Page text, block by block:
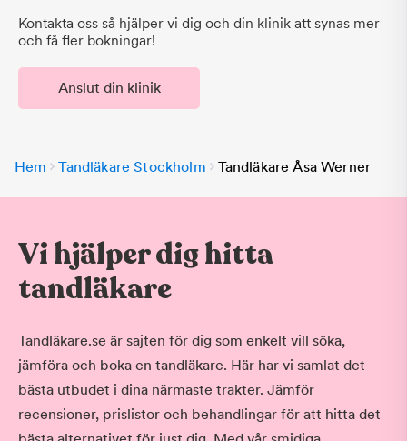
Kontakta oss så hjälper vi dig och din klinik att synas mer
och få fler bokningar!
Anslut din klinik
Hem Tandläkare Stockholm Tandläkare Åsa Werner
Vi hjälper dig hitta
tandläkare
Tandläkare.se är sajten för dig som enkelt vill söka,
jämföra och boka en tandläkare. Här har vi samlat det
bästa utbudet i dina närmaste trakter. Jämför
recensioner, prislistor och behandlingar för att hitta det